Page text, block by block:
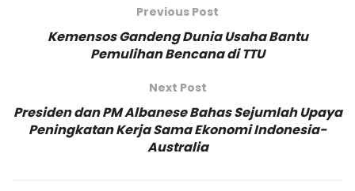
Previous Post
Kemensos Gandeng Dunia Usaha Bantu
Pemulihan Bencana di TTU
Next Post
Presiden dan PM Albanese Bahas Sejumlah Upaya
Peningkatan Kerja Sama Ekonomi Indonesia-
Australia